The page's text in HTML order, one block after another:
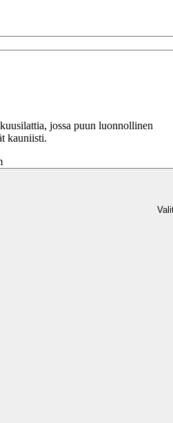
jossa puun luonnollinen
kauniisti.